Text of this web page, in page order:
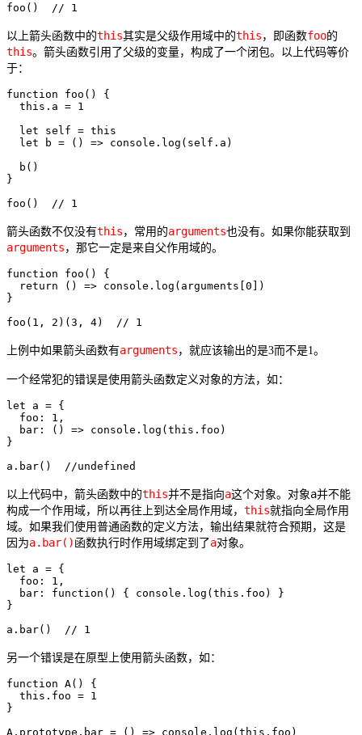
foo()  // 1
以上箭头函数中的this其实是父级作用域中的this ，即函数foo的
this。箭头函数引用了父级的变量，构成了一个闭包。以上代码等价
于：
function foo() {
  this.a = 1
  let self = this
  let b = () => console.log(self.a)
  b()
}
foo()  // 1
箭头函数不仅没有this ，常用的arguments也没有。如果你能获取到
arguments ，那它一定是来自父作用域的。
function foo() {
  return () => console.log(arguments[0])
}
foo(1, 2)(3, 4)  // 1
上例中如果箭头函数有arguments ，就应该输出的是3而不是1。
一个经常犯的错误是使用箭头函数定义对象的方法，如：
let a = {
  foo: 1,
  bar: () => console.log(this.foo)
}
a.bar()  //undefined
以上代码中，箭头函数中的this并不是指向a这个对象。对象 a并不能
构成一个作用域，所以再往上到达全局作用域， this就指向全局作用
域。如果我们使用普通函数的定义方法，输出结果就符合预期，这是
因为a.bar() 函数执行时作用域绑定到了a对象。
let a = {
  foo: 1,
  bar: function() { console.log(this.foo) }
}
a.bar()  // 1
另一个错误是在原型上使用箭头函数，如：
function A() {
  this.foo = 1
}
A.prototype.bar = () => console.log(this.foo)